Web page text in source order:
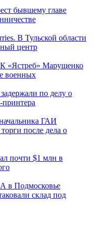
бывшему главе
В Тульской области
центр
«Ястреб» Марущенко
военных
по делу о
ГАИ
после дела о
почти $1 млн в
в Подмосковье
склад под